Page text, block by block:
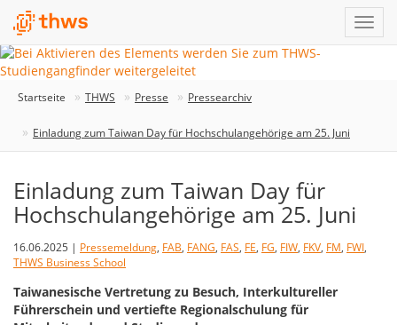
Startseite THWS Presse Pressearchiv
Einladung zum Taiwan Day für Hochschulangehörige am 25. Juni
Einladung zum Taiwan Day für
Hochschulangehörige am 25. Juni
16.06.2025 | Pressemeldung, FAB, FANG, FAS, FE, FG, FIW, FKV, FM, FWI,
THWS Business School
Taiwanesische Vertretung zu Besuch, Interkultureller
Führerschein und vertiefte Regionalschulung für